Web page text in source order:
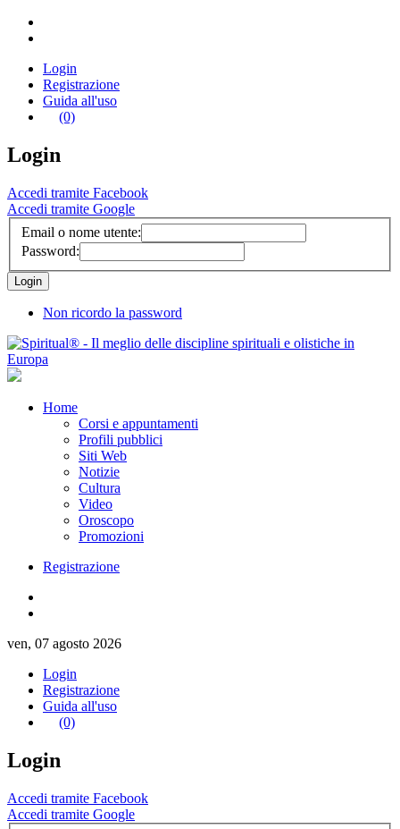
Login
Registrazione
Guida all'uso
(0)
Login
Accedi tramite Facebook
Accedi tramite Google
Email o nome utente:
Password:
Non ricordo la password
Home
Corsi e appuntamenti
Profili pubblici
Siti Web
Notizie
Cultura
Video
Oroscopo
Promozioni
Registrazione
ven, 07 agosto 2026
Login
Registrazione
Guida all'uso
(0)
Login
Accedi tramite Facebook
Accedi tramite Google